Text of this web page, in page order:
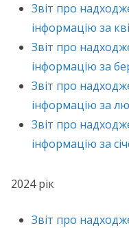
Звіт про
інформацію за
Звіт про
інформацію за
Звіт про
інформацію за
Звіт про
інформацію за
2024 рік
Звіт про